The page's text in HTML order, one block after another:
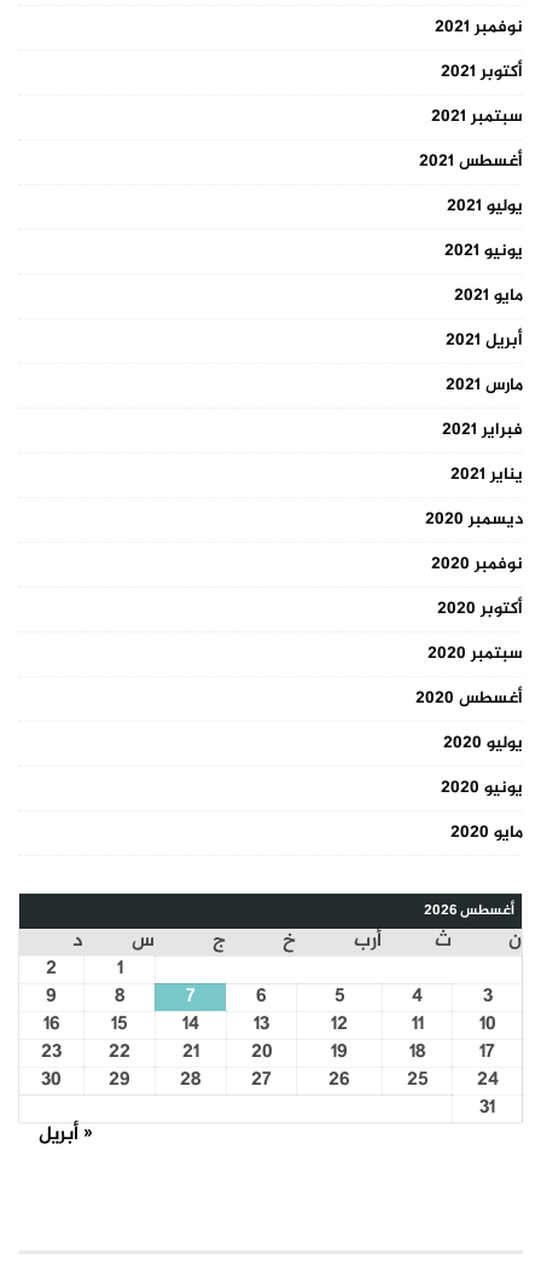
نوفمبر 2021
أكتوبر 2021
سبتمبر 2021
أغسطس 2021
يوليو 2021
يونيو 2021
مايو 2021
أبريل 2021
مارس 2021
فبراير 2021
يناير 2021
ديسمبر 2020
نوفمبر 2020
أكتوبر 2020
سبتمبر 2020
أغسطس 2020
يوليو 2020
يونيو 2020
مايو 2020
أغسطس 2026
ن ث أرب خ ج س
د
1
2
3
4
5
6
7
8
9
10
11
12
13
14
15
16
17
18
19
20
21
22
23
24
25
26
27
28
29
30
31
« أبريل